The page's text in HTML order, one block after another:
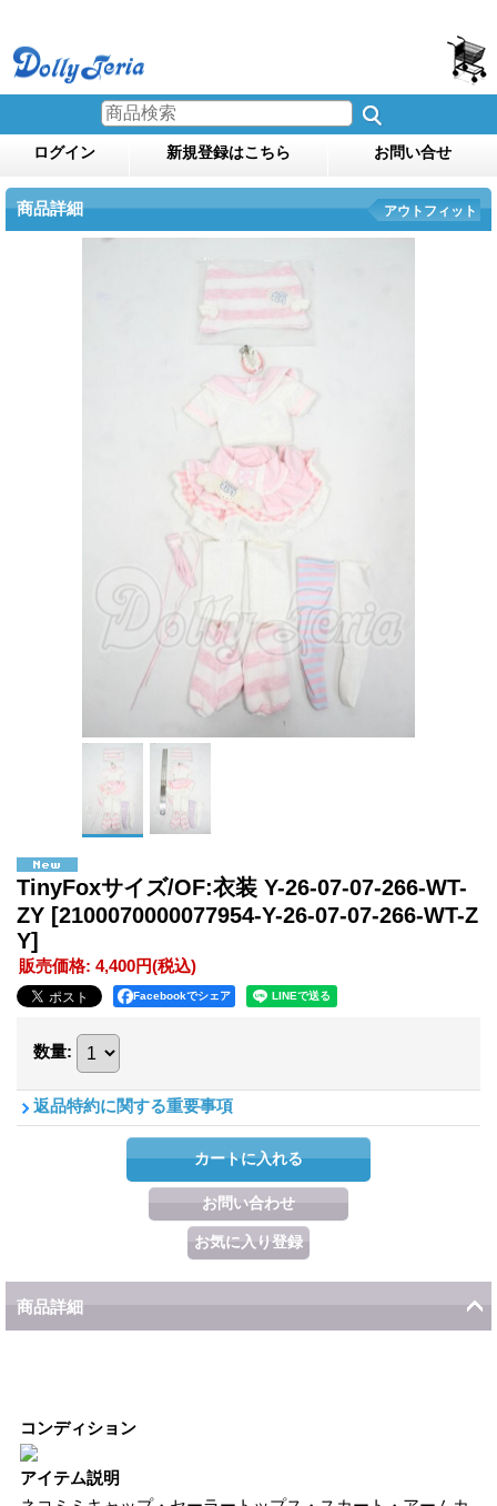
ログイン 新規登録はこちら お問い合せ
商品詳細 アウトフィット
TinyFoxサイズ/OF:衣装 Y-26-07-07-266-WT-
ZY [2100070000077954-Y-26-07-07-266-WT-Z
Y]
販売価格: 4,400円(税込)
Facebookでシェア
数量:
返品特約に関する重要事項
商品詳細
コンディション
アイテム説明